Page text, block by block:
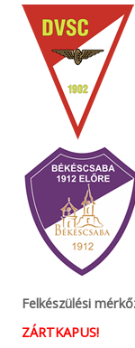
Felkészülési
ZÁRTKAPUS!